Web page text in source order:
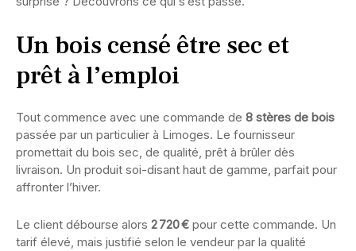
Un bois censé être sec et
prêt à l’emploi
Tout commence avec une commande de 8 stères de bois
passée par un particulier à Limoges. Le fournisseur
promettait du bois sec, de qualité, prêt à brûler dès
livraison. Un produit soi-disant haut de gamme, parfait pour
affronter l’hiver.
Le client débourse alors 2 720 € pour cette commande. Un
tarif élevé, mais justifié selon le vendeur par la qualité